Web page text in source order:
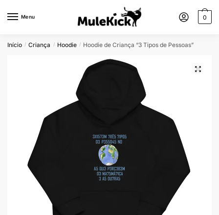
Menu 0
Início / Criança / Hoodie / Hoodie de Criança “3 Tipos de Pessoas”
🔍